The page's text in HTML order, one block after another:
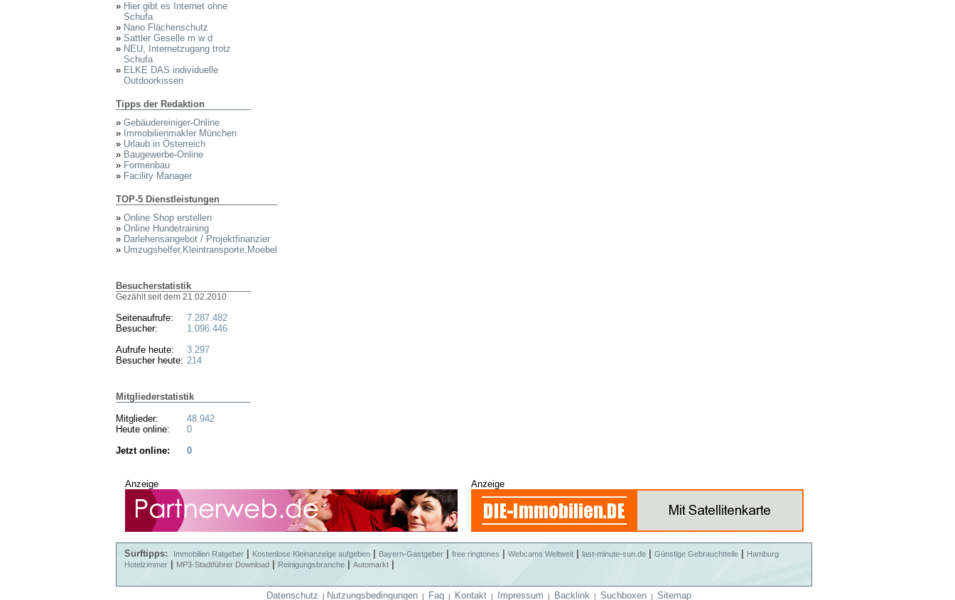
» Hier gibt es Internet ohne
Schufa
» Nano Flächenschutz
» Sattler Geselle m w d
» NEU, Internetzugang trotz
Schufa
» ELKE DAS individuelle
Outdoorkissen
Tipps der Redaktion
» Gebäudereiniger-Online
» Immobilienmakler München
» Urlaub in Österreich
» Baugewerbe-Online
» Formenbau
» Facility Manager
TOP-5 Dienstleistungen
» Online Shop erstellen
» Online Hundetraining
» Darlehensangebot / Projektfinanzier
» Umzugshelfer,Kleintransporte,Moebel
Besucherstatistik
Gezählt seit dem 21.02.2010
Seitenaufrufe:
Besucher:
Aufrufe heute:
Besucher heute:
7.287.482
1.096.446
3.297
214
Mitgliederstatistik
Mitglieder:
Heute online:
48.942
0
Jetzt online:
0
Anzeige Anzeige
Surftipps: Immobilien Ratgeber Kostenlose Kleinanzeige aufgeben Bayern-Gastgeber free ringtones Webcams Weltweit last-minute-sun.de Günstige Gebrauchtteile
Hamburg
Hotelzimmer
MP3-Stadtführer Download Reinigungsbranche Automarkt
Datenschutz | Nutzungsbedingungen| Faq| Kontakt| Impressum | Backlink | Suchboxen| Sitemap